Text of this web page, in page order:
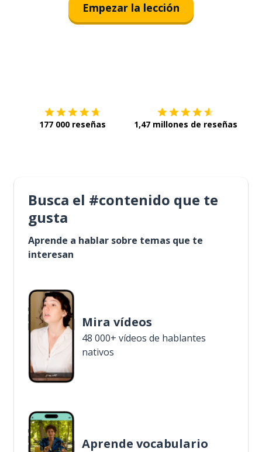
Empezar la lección
177 000 reseñas 1,47 millones de reseñas
Busca el #contenido que te
gusta
Aprende a hablar sobre temas que te
interesan
Mira vídeos
48 000+ vídeos de hablantes
nativos
Aprende vocabulario